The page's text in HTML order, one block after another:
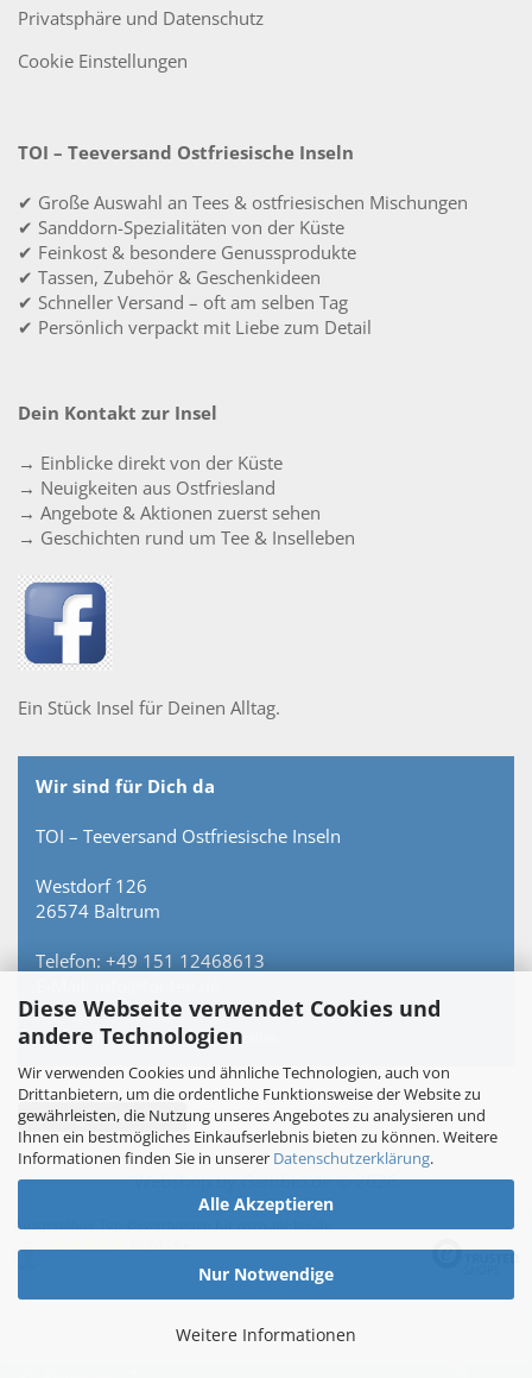
Diese Webseite verwendet Cookies und
andere Technologien
Wir verwenden Cookies und ähnliche Technologien, auch von
Drittanbietern, um die ordentliche Funktionsweise der Website zu
gewährleisten, die Nutzung unseres Angebotes zu analysieren und
Ihnen ein bestmögliches Einkaufserlebnis bieten zu können. Weitere
Informationen finden Sie in unserer Datenschutzerklärung.
Alle Akzeptieren
Nur Notwendige
Weitere Informationen
Privatsphäre und Datenschutz
Cookie Einstellungen
TOI – Teeversand Ostfriesische Inseln
✔ Große Auswahl an Tees & ostfriesischen Mischungen
✔ Sanddorn-Spezialitäten von der Küste
✔ Feinkost & besondere Genussprodukte
✔ Tassen, Zubehör & Geschenkideen
✔ Schneller Versand – oft am selben Tag
✔ Persönlich verpackt mit Liebe zum Detail
Dein Kontakt zur Insel
→ Einblicke direkt von der Küste
→ Neuigkeiten aus Ostfriesland
→ Angebote & Aktionen zuerst sehen
→ Geschichten rund um Tee & Inselleben
Ein Stück Insel für Deinen Alltag.
Wir sind für Dich da
TOI – Teeversand Ostfriesische Inseln
Westdorf 126
26574 Baltrum
Telefon: +49 151 12468613
Persönlich erreichbar – keine Hotline.
Vertrag widerrufen
Webshopby Gambio.de © 2026
Ausgewählte Top-Bewertungen für www.toi-tee.de